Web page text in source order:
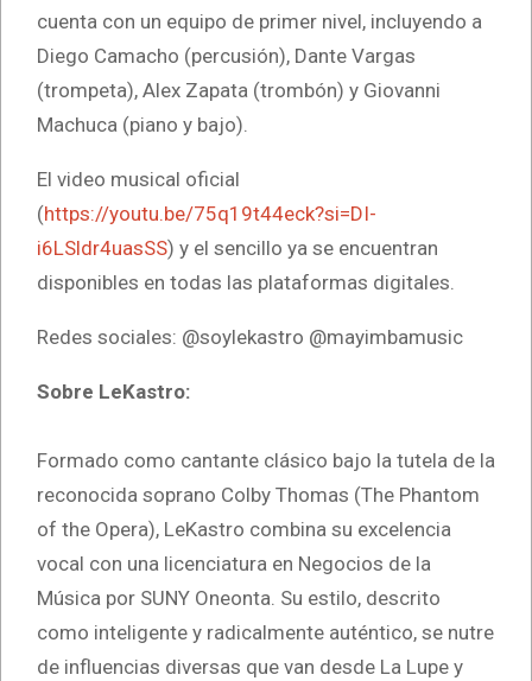
cuenta con un equipo de primer nivel, incluyendo a
Diego Camacho (percusión), Dante Vargas
(trompeta), Alex Zapata (trombón) y Giovanni
Machuca (piano y bajo).
El video musical oficial
(https://youtu.be/75q19t44eck?si=DI-
i6LSldr4uasSS) y el sencillo ya se encuentran
disponibles en todas las plataformas digitales.
Redes sociales: @soylekastro @mayimbamusic
Sobre LeKastro:
Formado como cantante clásico bajo la tutela de la
reconocida soprano Colby Thomas (The Phantom
of the Opera), LeKastro combina su excelencia
vocal con una licenciatura en Negocios de la
Música por SUNY Oneonta. Su estilo, descrito
como inteligente y radicalmente auténtico, se nutre
de influencias diversas que van desde La Lupe y